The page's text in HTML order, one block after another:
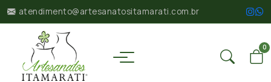
atendimento@artesanatositamarati.com.br
0